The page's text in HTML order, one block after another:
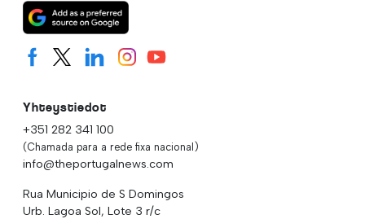
Yhteystiedot
+351 282 341 100
(Chamada para a rede fixa nacional)
info@theportugalnews.com
Rua Municipio de S Domingos
Urb. Lagoa Sol, Lote 3 r/c